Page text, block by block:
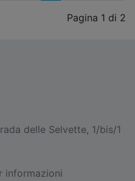
Pagina 1 di 2
delle Selvette, 1/bis/1
informazioni